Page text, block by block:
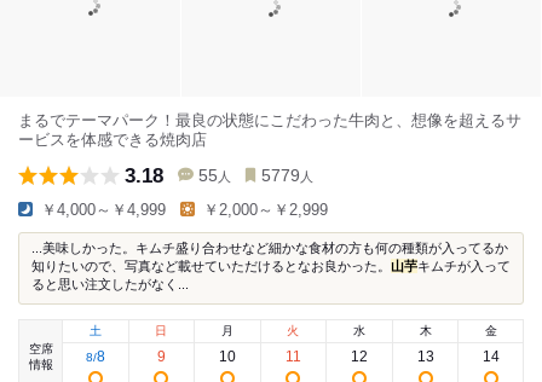
まるでテーマパーク！最良の状態にこだわった牛肉と、想像を超えるサ
ービスを体感できる焼肉店
3.18 55 人 5779 人
￥4,000～￥4,999 ￥2,000～￥2,999
...美味しかった。キムチ盛り合わせなど細かな食材の方も何の種類が入ってるか
知りたいので、写真など載せていただけるとなお良かった。 山芋キムチが入って
ると思い注文したがなく...
空席
情報
土
8/8
日
9
月
10
火
11
水
12
木
13
金
14